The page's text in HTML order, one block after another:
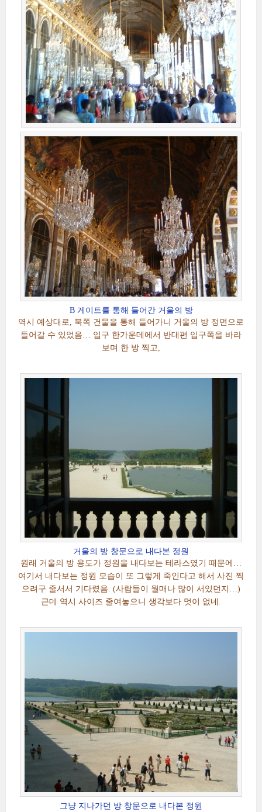
B 게이트를 통해 들어간 거울의 방
역시 예상대로, 북쪽 건물을 통해 들어가니 거울의 방 정면으로
들어갈 수 있었음… 입구 한가운데에서 반대편 입구쪽을 바라
보며 한 방 찍고,
거울의 방 창문으로 내다본 정원
원래 거울의 방 용도가 정원을 내다보는 테라스였기 때문에…
여기서 내다보는 정원 모습이 또 그렇게 죽인다고 해서 사진 찍
으려구 줄서서 기다렸음. (사람들이 월매나 많이 서있던지…)
근데 역시 사이즈 줄여놓으니 생각보다 멋이 없네.
그냥 지나가던 방 창문으로 내다본 정원